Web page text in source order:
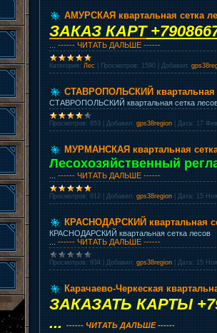
АМУРСКАЯ квартальная сетка
ЗАКАЗ КАРТ
------ ЧИТАТЬ ДАЛЬШЕ ------
Категория: Лес Просмотров: 1590 Добавил:
СТАВРОПОЛЬСКИЙ квартальная
СТАВРОПОЛЬСКИЙ квартальная сетка
Просмотров: 653 Добавил: gps38region Дата: 17
МУРМАНСКАЯ квартальная
Лесохозяйственный
------ ЧИТАТЬ ДАЛЬШЕ ------
Просмотров: 912 Добавил: gps38region Дата: 15
КРАСНОДАРСКИЙ квартальная
КРАСНОДАРСКИЙ квартальная сетка лесов
------ ЧИТАТЬ ДАЛЬШЕ ------
Просмотров: 934 Добавил: gps38region Дата: 15
Карачаево-Черкеская
ЗАКАЗАТЬ КАРТЫ
... ------ ЧИТАТЬ ДАЛЬШЕ ------